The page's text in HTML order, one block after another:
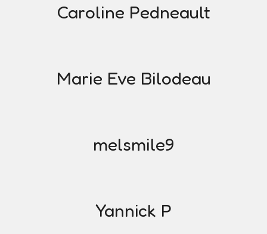
Caroline Pedneault
Marie Eve Bilodeau
melsmile9
Yannick P